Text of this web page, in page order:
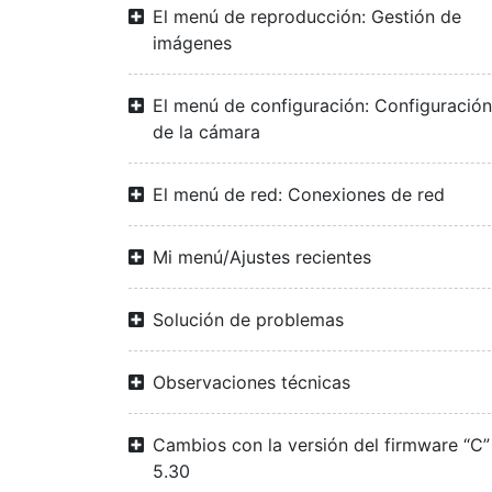
El menú de reproducción: Gestión de
imágenes
El menú de configuración: Configuración
de la cámara
El menú de red: Conexiones de red
Mi menú/Ajustes recientes
Solución de problemas
Observaciones técnicas
Cambios con la versión del firmware “C”
5.30